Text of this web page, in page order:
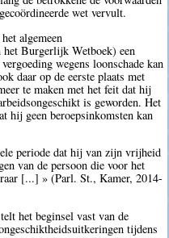
wet vervult.
algemeen
Burgerlijk Wetboek) een
wegens loonschade kan
daar op de eerste plaats met
te maken met het feit dat hij
is geworden. Het
hij geen beroepsinkomsten kan
periode dat hij van zijn vrijheid
van de persoon die voor het
[...] » (Parl. St., Kamer, 2014-
het beginsel vast van de
tijdens